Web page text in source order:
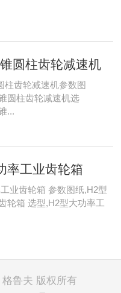
圆柱齿轮减速机
柱齿轮减速机参数图
圆柱齿轮减速机选
...
率工业齿轮箱
业齿轮箱 参数图纸,H2型
轮箱 选型,H2型大功率工
鲁夫 版权所有